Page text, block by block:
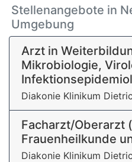
Stellenangebote in
Umgebung
Arzt in
Mikrobiologie,
Diakonie Klinikum
Facharzt/Oberarzt
Frauenheilkunde
Diakonie Klinikum